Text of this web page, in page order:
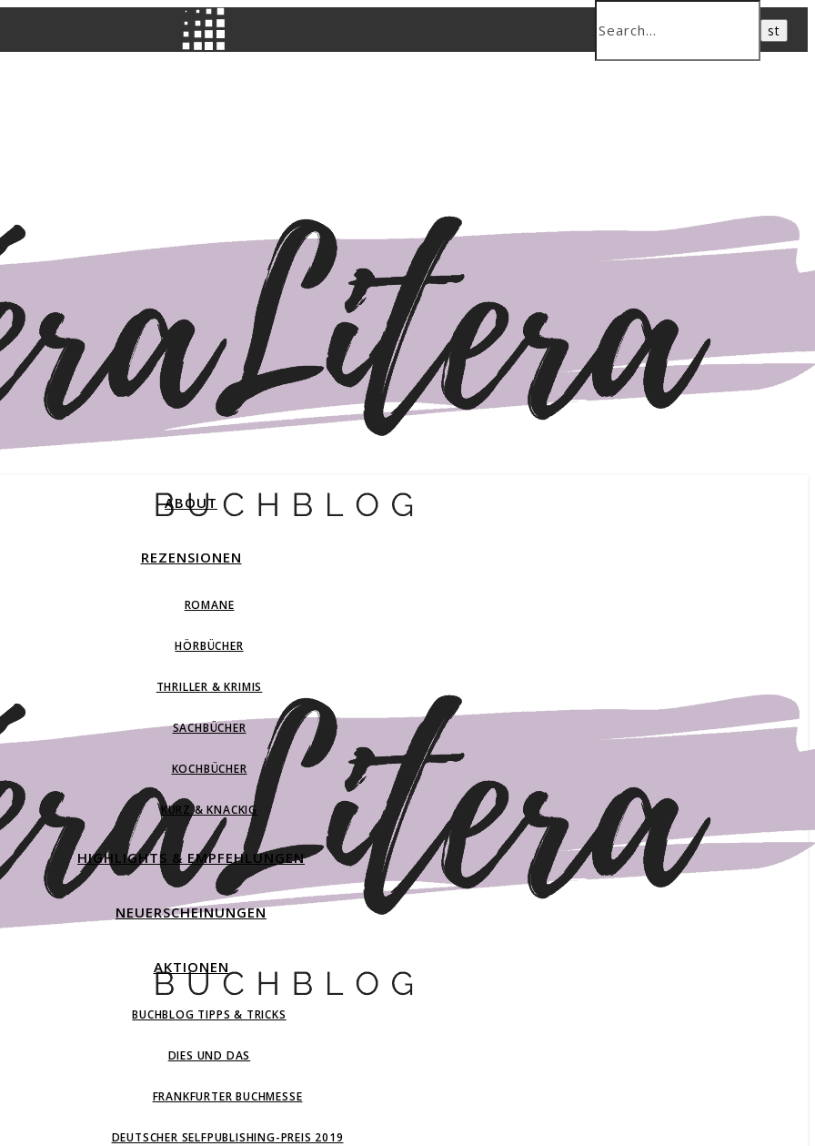
ABOUT
REZENSIONEN
ROMANE
HÖRBÜCHER
THRILLER & KRIMIS
SACHBÜCHER
KOCHBÜCHER
KURZ & KNACKIG
HIGHLIGHTS & EMPFEHLUNGEN
NEUERSCHEINUNGEN
AKTIONEN
BUCHBLOG TIPPS & TRICKS
DIES UND DAS
FRANKFURTER BUCHMESSE
DEUTSCHER SELFPUBLISHING-PREIS 2019